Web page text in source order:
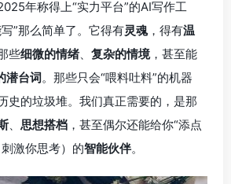
年称得上“实力平台”的AI写作工
”那么简单了。它得有灵魂，得有温
些细微的情绪、 复杂的情境，甚至能
潜台词。那些只会“喂料吐料”的机器
史的垃圾堆。我们真正需要的，是那
、 思想搭档 ，甚至偶尔还能给你“添点
激你思考）的智能伙伴。